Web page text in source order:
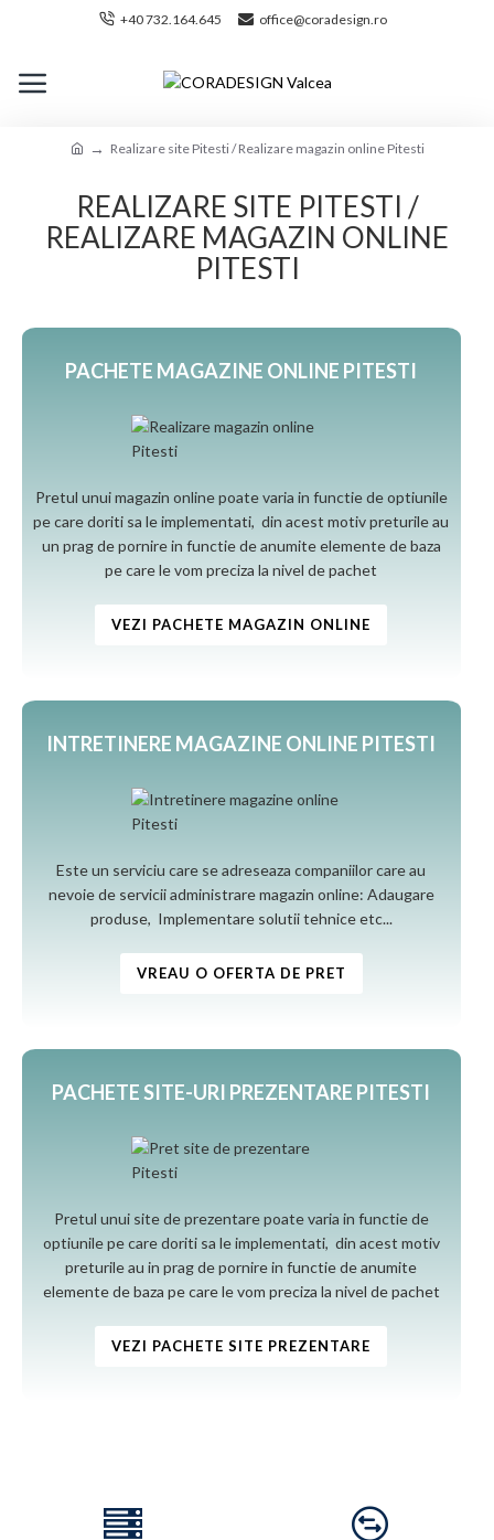
+40 732.164.645 office@coradesign.ro
Realizare site Pitesti / Realizare magazin online Pitesti
REALIZARE SITE PITESTI /
REALIZARE MAGAZIN ONLINE
PITESTI
PACHETE MAGAZINE ONLINE PITESTI
Pretul unui magazin online poate varia in functie de optiunile
pe care doriti sa le implementati, din acest motiv preturile au
un prag de pornire in functie de anumite elemente de baza
pe care le vom preciza la nivel de pachet
VEZI PACHETE MAGAZIN ONLINE
INTRETINERE MAGAZINE ONLINE PITESTI
Este un serviciu care se adreseaza companiilor care au
nevoie de servicii administrare magazin online: Adaugare
produse, Implementare solutii tehnice etc...
VREAU O OFERTA DE PRET
PACHETE SITE-URI PREZENTARE PITESTI
Pretul unui site de prezentare poate varia in functie de
optiunile pe care doriti sa le implementati, din acest motiv
preturile au in prag de pornire in functie de anumite
elemente de baza pe care le vom preciza la nivel de pachet
VEZI PACHETE SITE PREZENTARE